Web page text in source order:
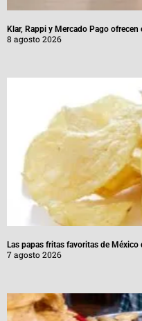
Klar, Rappi y Mercado Pago
8 agosto 2026
Las papas fritas favoritas de
7 agosto 2026